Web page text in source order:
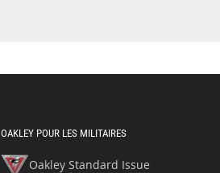
OAKLEY POUR LES MILITAIRES
Oakley Standard Issue